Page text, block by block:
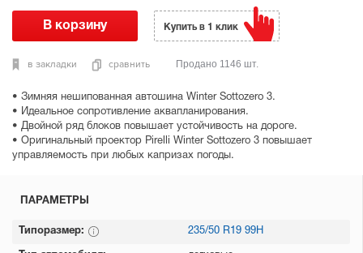
• Зимняя нешипованная автошина Winter Sottozero 3.
• Идеальное сопротивление аквапланирования.
• Двойной ряд блоков повышает устойчивость на дороге.
• Оригинальный проектор Pirelli Winter Sottozero 3 повышает
управляемость при любых капризах погоды.
в закладки сравнить
Купить в 1 клик
Продано 1146 шт.
ПАРАМЕТРЫ
Типоразмер: 235/50 R19 99H